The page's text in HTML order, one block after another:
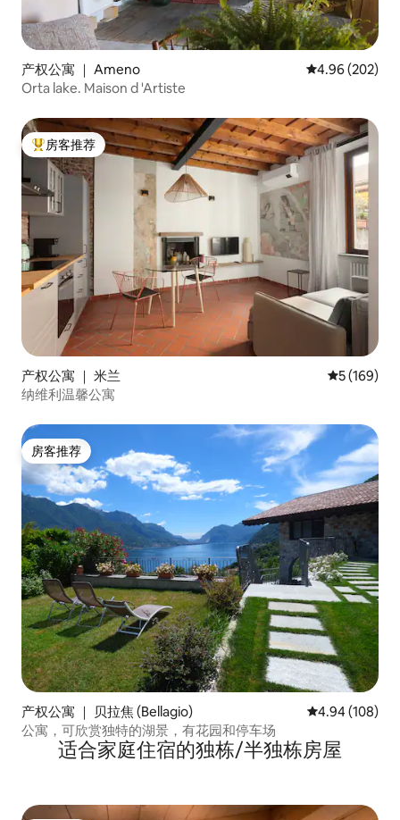
产权公寓 ｜ Ameno 平均评分 4.96
4.96 (202)
Orta lake. Maison d 'Artiste
热门「房客推荐」
房客推荐
产权公寓 ｜ 米兰 平均评分 5
5 (169)
纳维利温馨公寓
房客推荐
房客推荐
产权公寓 ｜ 贝拉焦 (Bellagio) 平均评分 4.94
4.94 (108)
公寓，可欣赏独特的湖景，有花园和停车场
适合家庭住宿的独栋/半独栋房屋